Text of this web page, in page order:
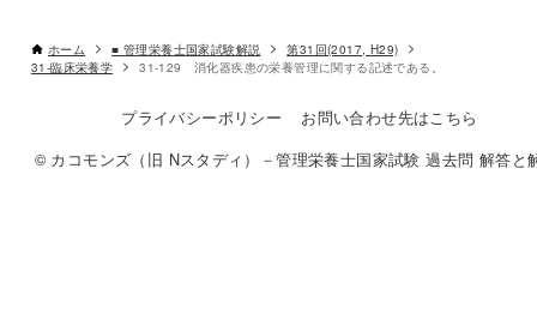
ホーム ■ 管理栄養士国家試験解説
第31回(2017, H29)
31-臨床栄養学
31-129 消化器疾患の栄養管理に関する記述である。
プライバシーポリシー
お問い合わせ先はこちら
© カコモンズ（旧 Nスタディ）－管理栄養士国家試験 過去問 解答と